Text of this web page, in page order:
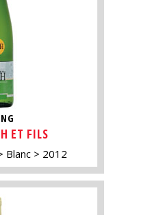
ET FILS
Blanc 2012